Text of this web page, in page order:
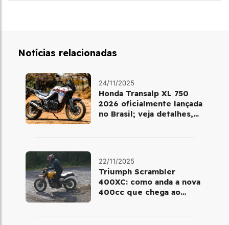
Notícias relacionadas
24/11/2025
Honda Transalp XL 750
2026 oficialmente lançada
no Brasil; veja detalhes,
22/11/2025
Triumph Scrambler
400XC: como anda a nova
400cc que chega ao